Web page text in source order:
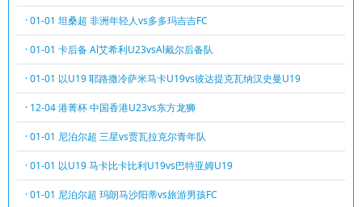
· 01-01 坦桑超 非洲年轻人vs多多玛吉吉FC
· 01-01 卡后备 Al艾希利U23vsAl戴尔后备队
· 01-01 以U19 耶路撒冷萨米马卡U19vs彼达提克瓦纳汉史曼U19
· 12-04 港菁杯 中国香港U23vs东方龙狮
· 01-01 尼泊尔超 三星vs贾瓦拉克尔青年队
· 01-01 以U19 马卡比卡比利U19vs巴特亚姆U19
· 01-01 尼泊尔超 玛朗马沙阳蒂vs旅游男孩FC